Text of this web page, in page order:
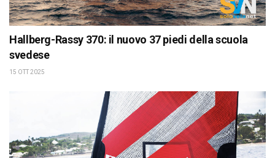
Hallberg-Rassy 370: il nuovo 37 piedi della scuola
svedese
15 OTT 2025